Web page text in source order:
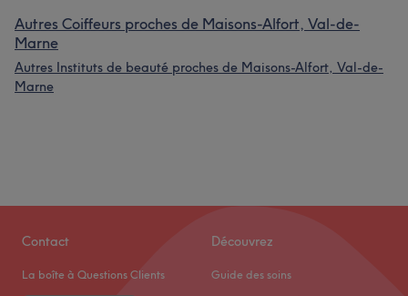
Autres Coiffeurs proches de Maisons-Alfort, Val-de-
Marne
Autres Instituts de beauté proches de Maisons-Alfort, Val-de-
Marne
Contact
La boîte à Questions Clients
Découvrez
Guide des soins